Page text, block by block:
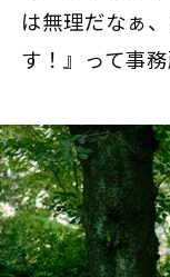
は無理だなぁ
す！』って事